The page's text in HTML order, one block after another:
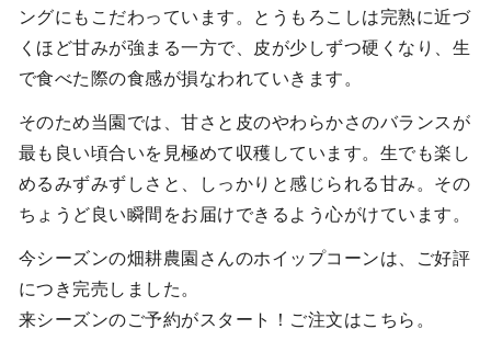
ングにもこだわっています。とうもろこしは完熟に近づ
くほど甘みが強まる一方で、皮が少しずつ硬くなり、生
で食べた際の食感が損なわれていきます。
そのため当園では、甘さと皮のやわらかさのバランスが
最も良い頃合いを見極めて収穫しています。生でも楽し
めるみずみずしさと、しっかりと感じられる甘み。その
ちょうど良い瞬間をお届けできるよう心がけています。
今シーズンの畑耕農園さんのホイップコーンは、ご好評
につき完売しました。
来シーズンのご予約がスタート！ご注文はこちら。